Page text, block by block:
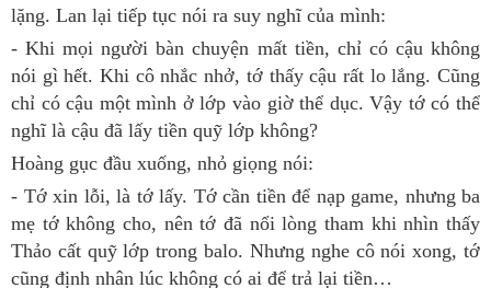
lặng. Lan lại tiếp tục nói ra suy nghĩ của mình:
- Khi mọi người bàn chuyện mất tiền, chỉ có cậu không
nói gì hết. Khi cô nhắc nhở, tớ thấy cậu rất lo lắng. Cũng
chỉ có cậu một mình ở lớp vào giờ thể dục. Vậy tớ có thể
nghĩ là cậu đã lấy tiền quỹ lớp không?
Hoàng gục đầu xuống, nhỏ giọng nói:
- Tớ xin lỗi, là tớ lấy. Tớ cần tiền để nạp game, nhưng ba
mẹ tớ không cho, nên tớ đã nổi lòng tham khi nhìn thấy
Thảo cất quỹ lớp trong balo. Nhưng nghe cô nói xong, tớ
cũng định nhân lúc không có ai để trả lại tiền…